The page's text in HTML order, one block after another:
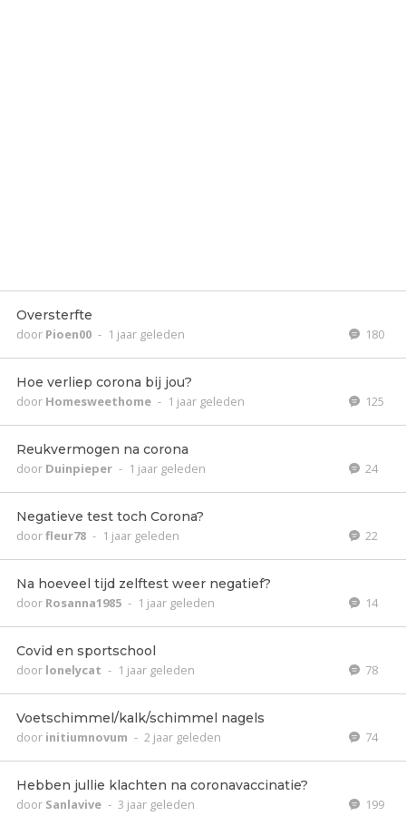
Oversterfte
door Pioen00 - 1 jaar geleden 180
Hoe verliep corona bij jou?
door Homesweethome - 1 jaar geleden 125
Reukvermogen na corona
door Duinpieper - 1 jaar geleden 24
Negatieve test toch Corona?
doorfleur78 - 1 jaar geleden 22
Na hoeveel tijd zelftest weer negatief?
door Rosanna1985 - 1 jaar geleden 14
Covid en sportschool
door lonelycat - 1 jaar geleden 78
Voetschimmel/kalk/schimmel nagels
door initiumnovum - 2 jaar geleden 74
Hebben jullie klachten na coronavaccinatie?
door Sanlavive - 3 jaar geleden 199